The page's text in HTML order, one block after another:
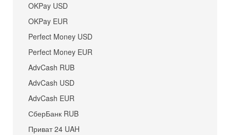
OKPay USD
OKPay EUR
Perfect Money USD
Perfect Money EUR
AdvCash RUB
AdvCash USD
AdvCash EUR
СберБанк RUB
Приват 24 UAH